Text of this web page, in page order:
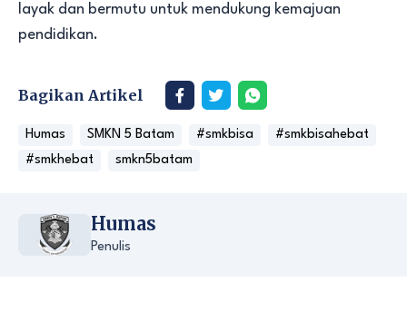
layak dan bermutu untuk mendukung kemajuan
pendidikan.
Bagikan Artikel
Humas SMKN 5 Batam #smkbisa
#smkbisahebat
#smkhebat
smkn5batam
Humas
Penulis